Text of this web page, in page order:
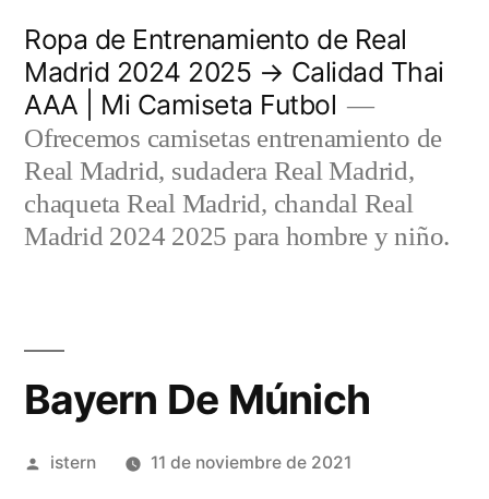
contenido
Ropa de Entrenamiento de Real
Madrid 2024 2025 → Calidad Thai
AAA | Mi Camiseta Futbol
Ofrecemos camisetas entrenamiento de
Real Madrid, sudadera Real Madrid,
chaqueta Real Madrid, chandal Real
Madrid 2024 2025 para hombre y niño.
Bayern De Múnich
Publicado
istern 11 de noviembre de 2021